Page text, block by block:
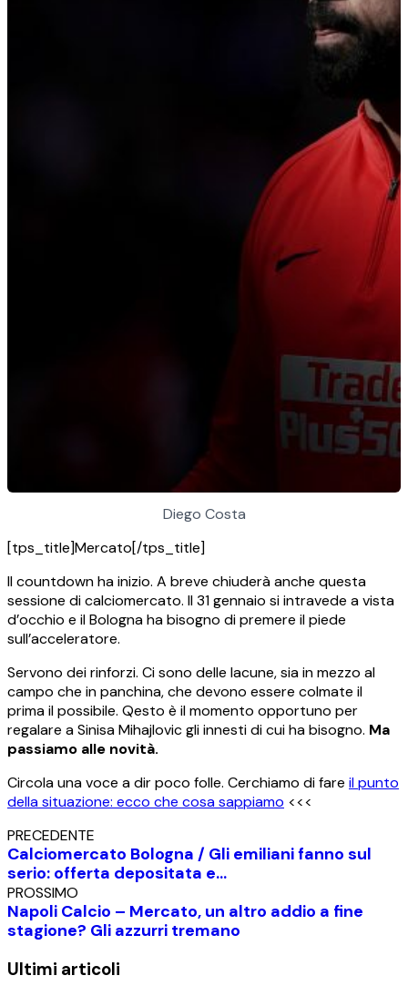
Diego Costa
[tps_title]Mercato[/tps_title]
Il countdown ha inizio. A breve chiuderà anche questa
sessione di calciomercato. Il 31 gennaio si intravede a vista
d’occhio e il Bologna ha bisogno di premere il piede
sull’acceleratore.
Servono dei rinforzi. Ci sono delle lacune, sia in mezzo al
campo che in panchina, che devono essere colmate il
prima il possibile. Qesto è il momento opportuno per
regalare a Sinisa Mihajlovic gli innesti di cui ha bisogno. Ma
passiamo alle novità.
Circola una voce a dir poco folle. Cerchiamo di fare il punto
della situazione: ecco che cosa sappiamo <<<
PRECEDENTE
Calciomercato Bologna / Gli emiliani fanno sul
serio: offerta depositata e…
PROSSIMO
Napoli Calcio – Mercato, un altro addio a fine
stagione? Gli azzurri tremano
Ultimi articoli